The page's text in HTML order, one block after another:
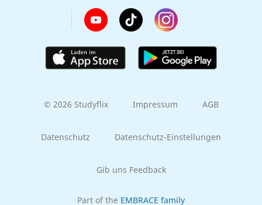
© 2026 Studyflix Impressum AGB
Datenschutz Datenschutz-Einstellungen
Gib uns Feedback
Part of the EMBRACE family